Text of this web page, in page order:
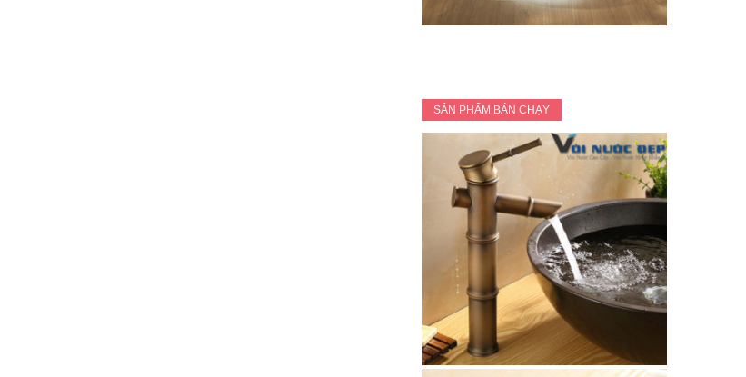
SẢN PHẨM BÁN CHẠY